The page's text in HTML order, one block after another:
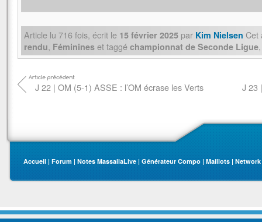
Article lu 716 fois, écrit le 15 février 2025 par Kim Nielsen Cet
rendu, Féminines et taggé championnat de Seconde Ligue
J 22 | OM (5-1) ASSE : l’OM écrase les Verts J 23
Accueil | Forum | Notes MassaliaLive | Générateur Compo | Maillots | Network